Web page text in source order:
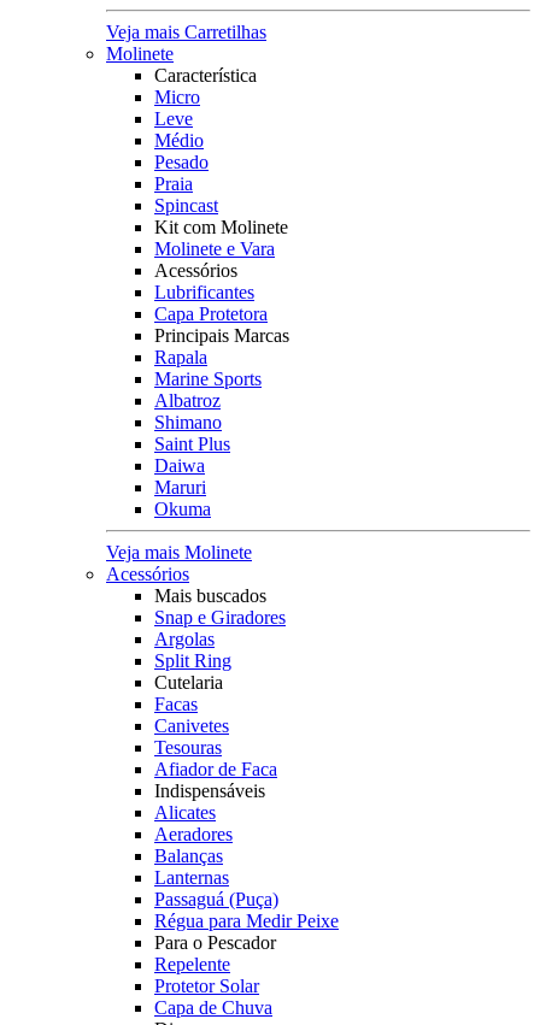
Veja mais Carretilhas
Molinete
Característica
Micro
Leve
Médio
Pesado
Praia
Spincast
Kit com Molinete
Molinete e Vara
Acessórios
Lubrificantes
Capa Protetora
Principais Marcas
Rapala
Marine Sports
Albatroz
Shimano
Saint Plus
Daiwa
Maruri
Okuma
Veja mais Molinete
Acessórios
Mais buscados
Snap e Giradores
Argolas
Split Ring
Cutelaria
Facas
Canivetes
Tesouras
Afiador de Faca
Indispensáveis
Alicates
Aeradores
Balanças
Lanternas
Passaguá (Puça)
Régua para Medir Peixe
Para o Pescador
Repelente
Protetor Solar
Capa de Chuva